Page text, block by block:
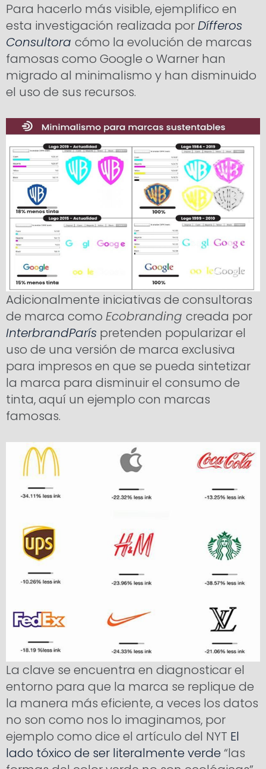
Para hacerlo más visible, ejemplifico en
esta investigación realizada porDífferos
Consultora cómo la evolución de marcas
famosas como Google o Warner han
migrado al minimalismo y han disminuido
el uso de sus recursos.
Adicionalmente iniciativas de consultoras
de marca como Ecobranding creada por
InterbrandParís pretenden popularizar el
uso de una versión de marca exclusiva
para impresos en que se pueda sintetizar
la marca para disminuir el consumo de
tinta, aquí un ejemplo con marcas
famosas.
La clave se encuentra en diagnosticar el
entorno para que la marca se replique de
la manera más eficiente, a veces los datos
no son como nos lo imaginamos, por
ejemplo como dice el artículo del NYT El
lado tóxico de ser literalmente verde “las